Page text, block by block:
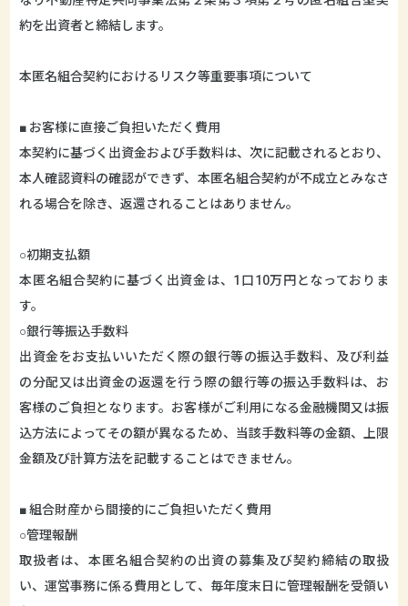
約を出資者と締結します。
本匿名組合契約におけるリスク等重要事項について
■ お客様に直接ご負担いただく費用
本契約に基づく出資金および手数料は、次に記載されるとおり、
本人確認資料の確認ができず、本匿名組合契約が不成立とみなさ
れる場合を除き、返還されることはありません。
○初期支払額
本匿名組合契約に基づく出資金は、1口10万円となっておりま
す。
○銀行等振込手数料
出資金をお支払いいただく際の銀行等の振込手数料、及び利益
の分配又は出資金の返還を行う際の銀行等の振込手数料は、お
客様のご負担となります。お客様がご利用になる金融機関又は振
込方法によってその額が異なるため、当該手数料等の金額、上限
金額及び計算方法を記載することはできません。
■ 組合財産から間接的にご負担いただく費用
○管理報酬
取扱者は、本匿名組合契約の出資の募集及び契約締結の取扱
い、運営事務に係る費用として、毎年度末日に管理報酬を受領い